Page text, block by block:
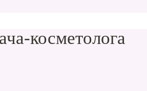
косметолога